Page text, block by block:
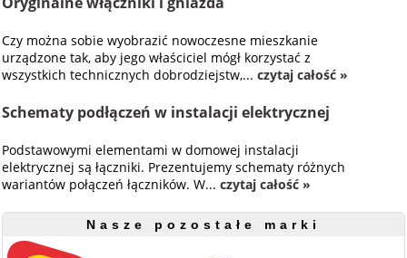
Czy można sobie wyobrazić nowoczesne mieszkanie
urządzone tak, aby jego właściciel mógł korzystać z
wszystkich technicznych dobrodziejstw,...czytaj całość »
Schematy podłączeń w instalacji elektrycznej
Podstawowymi elementami w domowej instalacji
elektrycznej są łączniki. Prezentujemy schematy różnych
wariantów połączeń łączników. W...czytaj całość »
Nasze pozostałe marki